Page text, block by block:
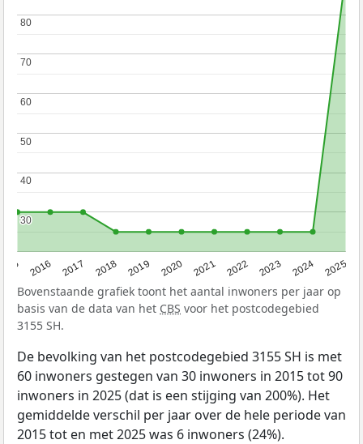
2016 2017 2018 2019 2020 2021 2022 2023 2024 2025
30
30
40
40
50
50
60
60
70
70
80
80
Bovenstaande grafiek toont het aantal inwoners per jaar op
basis van de data van het CBS voor het postcodegebied
3155 SH.
De bevolking van het postcodegebied 3155 SH is met
60 inwoners gestegen van 30 inwoners in 2015 tot 90
inwoners in 2025 (dat is een stijging van 200%). Het
gemiddelde verschil per jaar over de hele periode van
2015 tot en met 2025 was 6 inwoners (24%).